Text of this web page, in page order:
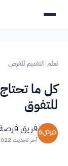
تعلم/التقديم للفرص
كل ما
للتفوق
فريق
آخر تحديث